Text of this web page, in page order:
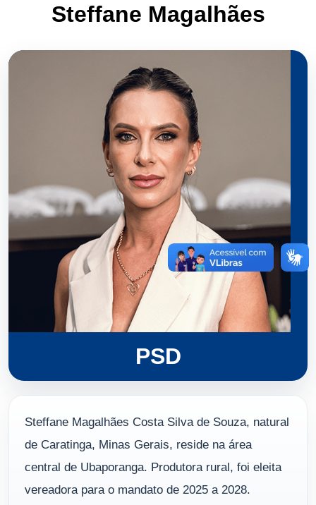
Steffane Magalhães
PSD
Steffane Magalhães Costa Silva de Souza, natural
de Caratinga, Minas Gerais, reside na área
central de Ubaporanga. Produtora rural, foi eleita
vereadora para o mandato de 2025 a 2028.